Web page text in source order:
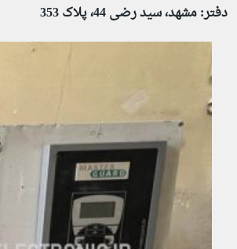
دفتر: مشهد، سید رضی 44، پلاک 353